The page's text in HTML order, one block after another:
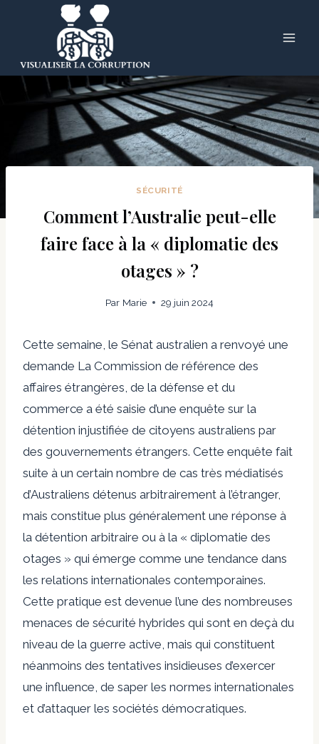
SÉCURITÉ
Comment l’Australie peut-elle
faire face à la « diplomatie des
otages » ?
Par Marie 29 juin 2024
Cette semaine, le Sénat australien a renvoyé une
demande La Commission de référence des
affaires étrangères, de la défense et du
commerce a été saisie d’une enquête sur la
détention injustifiée de citoyens australiens par
des gouvernements étrangers. Cette enquête fait
suite à un certain nombre de cas très médiatisés
d’Australiens détenus arbitrairement à l’étranger,
mais constitue plus généralement une réponse à
la détention arbitraire ou à la « diplomatie des
otages » qui émerge comme une tendance dans
les relations internationales contemporaines.
Cette pratique est devenue l’une des nombreuses
menaces de sécurité hybrides qui sont en deçà du
niveau de la guerre active, mais qui constituent
néanmoins des tentatives insidieuses d’exercer
une influence, de saper les normes internationales
et d’attaquer les sociétés démocratiques.